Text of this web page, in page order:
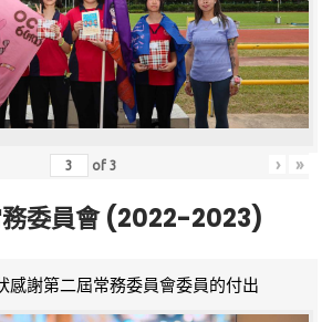
of3 › »
務委員會 (2022-2023)
感謝第二屆常務委員會委員的付出